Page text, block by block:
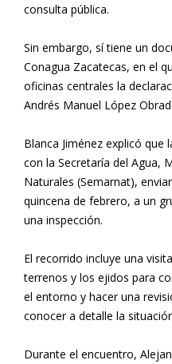
consulta pública.
Sin embargo, sí tiene un
Conagua Zacatecas, en el
oficinas centrales la
Andrés Manuel López
Blanca Jiménez explicó que
con la Secretaría del Agua,
Naturales (Semarnat),
quincena de febrero, a un
una inspección.
El recorrido incluye una
terrenos y los ejidos para
el entorno y hacer una
conocer a detalle la
Durante el encuentro,